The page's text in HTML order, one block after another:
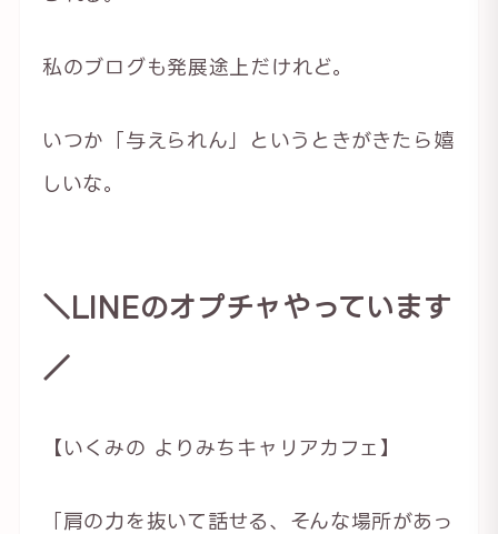
私のブログも発展途上だけれど。
いつか「与えられん」というときがきたら嬉
しいな。
＼LINEのオプチャやっています
／
【いくみの よりみちキャリアカフェ】
「肩の力を抜いて話せる、そんな場所があっ